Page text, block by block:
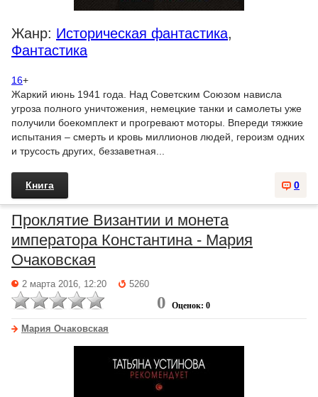
Жанр: Историческая фантастика,
Фантастика
16+
Жаркий июнь 1941 года. Над Советским Союзом нависла
угроза полного уничтожения, немецкие танки и самолеты уже
получили боекомплект и прогревают моторы. Впереди тяжкие
испытания – смерть и кровь миллионов людей, героизм одних
и трусость других, беззаветная...
0
Книга
Проклятие Византии и монета
императора Константина - Мария
Очаковская
2 марта 2016, 12:20 5260
0 Оценок: 0
Мария Очаковская